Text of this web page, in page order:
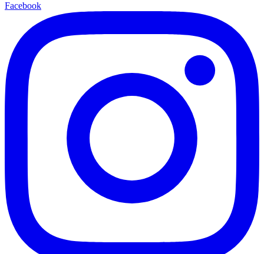
Facebook